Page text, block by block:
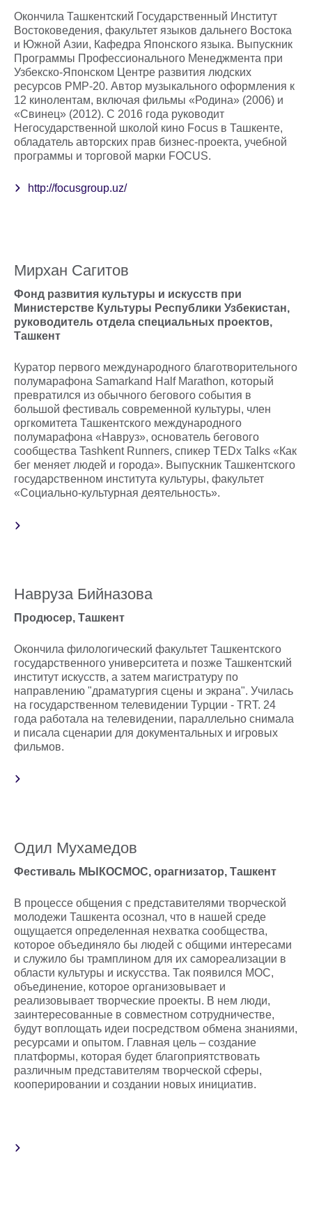
Окончила Ташкентский Государственный Институт
Востоковедения, факультет языков дальнего Востока
и Южной Азии, Кафедра Японского языка. Выпускник
Программы Профессионального Менеджмента при
Узбекско-Японском Центре развития людских
ресурсов PMP-20. Автор музыкального оформления к
12 кинолентам, включая фильмы «Родина» (2006) и
«Свинец» (2012). С 2016 года руководит
Негосударственной школой кино Focus в Ташкенте,
обладатель авторских прав бизнес-проекта, учебной
программы и торговой марки FOCUS.
http://focusgroup.uz/
Мирхан Сагитов
Фонд развития культуры и искусств при
Министерстве Культуры Республики Узбекистан,
руководитель отдела специальных проектов,
Ташкент
Куратор первого международного благотворительного
полумарафона Samarkand Half Marathon, который
превратился из обычного бегового события в
большой фестиваль современной культуры, член
оргкомитета Ташкентского международного
полумарафона «Навруз», основатель бегового
сообщества Tashkent Runners, спикер TEDx Talks «Как
бег меняет людей и города». Выпускник Ташкентского
государственном института культуры, факультет
«Социально-культурная деятельность».
Навруза Бийназова
Продюсер, Ташкент
Окончила филологический факультет Ташкентского
государственного университета и позже Ташкентский
институт искусств, а затем магистратуру по
направлению "драматургия сцены и экрана". Училась
на государственном телевидении Турции - TRT. 24
года работала на телевидении, параллельно снимала
и писала сценарии для документальных и игровых
фильмов.
Одил Мухамедов
Фестиваль МЫКОСМОС, орагнизатор, Ташкент
В процессе общения с представителями творческой
молодежи Ташкента осознал, что в нашей среде
ощущается определенная нехватка сообщества,
которое объединяло бы людей с общими интересами
и служило бы трамплином для их самореализации в
области культуры и искусства. Так появился MOC,
объединение, которое организовывает и
реализовывает творческие проекты. В нем люди,
заинтересованные в совместном сотрудничестве,
будут воплощать идеи посредством обмена знаниями,
ресурсами и опытом. Главная цель – создание
платформы, которая будет благоприятствовать
различным представителям творческой сферы,
кооперировании и создании новых инициатив.